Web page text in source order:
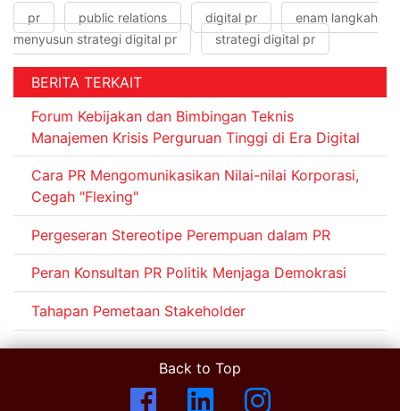
pr public relations digital pr
enam langkah
menyusun strategi digital pr
strategi digital pr
BERITA TERKAIT
Forum Kebijakan dan Bimbingan Teknis
Manajemen Krisis Perguruan Tinggi di Era Digital
Cara PR Mengomunikasikan Nilai-nilai Korporasi,
Cegah "Flexing"
Pergeseran Stereotipe Perempuan dalam PR
Peran Konsultan PR Politik Menjaga Demokrasi
Tahapan Pemetaan Stakeholder
Back to Top